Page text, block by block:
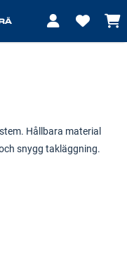
Hållbara material
snygg takläggning.